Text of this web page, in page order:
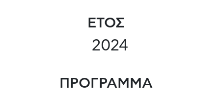
ΕΤΟΣ
2024
ΠΡΟΓΡΑΜΜΑ